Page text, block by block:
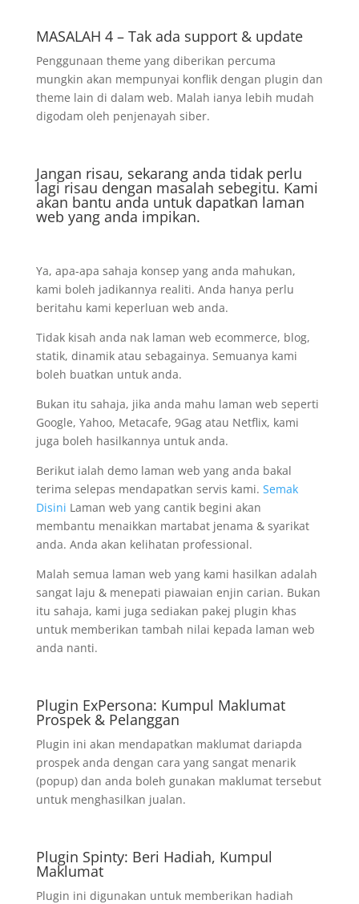
MASALAH 4 – Tak ada support & update
Penggunaan theme yang diberikan percuma
mungkin akan mempunyai konflik dengan plugin dan
theme lain di dalam web. Malah ianya lebih mudah
digodam oleh penjenayah siber.
Jangan risau, sekarang anda tidak perlu
lagi risau dengan masalah sebegitu. Kami
akan bantu anda untuk dapatkan laman
web yang anda impikan.
Ya, apa-apa sahaja konsep yang anda mahukan,
kami boleh jadikannya realiti. Anda hanya perlu
beritahu kami keperluan web anda.
Tidak kisah anda nak laman web ecommerce, blog,
statik, dinamik atau sebagainya. Semuanya kami
boleh buatkan untuk anda.
Bukan itu sahaja, jika anda mahu laman web seperti
Google, Yahoo, Metacafe, 9Gag atau Netflix, kami
juga boleh hasilkannya untuk anda.
Berikut ialah demo laman web yang anda bakal
terima selepas mendapatkan servis kami. Semak
Disini Laman web yang cantik begini akan
membantu menaikkan martabat jenama & syarikat
anda. Anda akan kelihatan professional.
Malah semua laman web yang kami hasilkan adalah
sangat laju & menepati piawaian enjin carian. Bukan
itu sahaja, kami juga sediakan pakej plugin khas
untuk memberikan tambah nilai kepada laman web
anda nanti.
Plugin ExPersona: Kumpul Maklumat
Prospek & Pelanggan
Plugin ini akan mendapatkan maklumat dariapda
prospek anda dengan cara yang sangat menarik
(popup) dan anda boleh gunakan maklumat tersebut
untuk menghasilkan jualan.
Plugin Spinty: Beri Hadiah, Kumpul
Maklumat
Plugin ini digunakan untuk memberikan hadiah